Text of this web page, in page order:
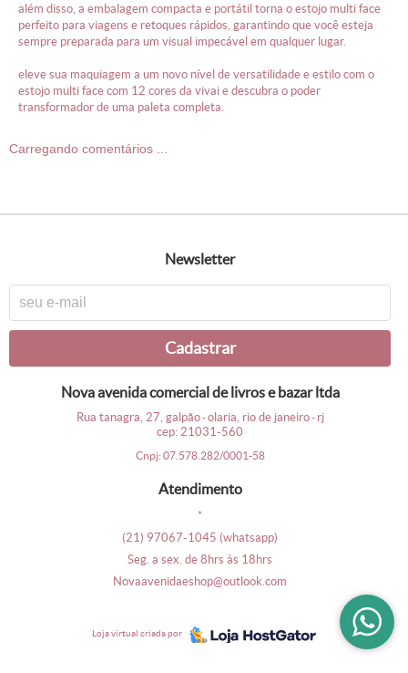
além disso, a embalagem compacta e portátil torna o estojo multi face
perfeito para viagens e retoques rápidos, garantindo que você esteja
sempre preparada para um visual impecável em qualquer lugar.
eleve sua maquiagem a um novo nível de versatilidade e estilo com o
estojo multi face com 12 cores da vivai e descubra o poder
transformador de uma paleta completa.
Carregando comentários ...
newsletter
cadastrar
nova avenida comercial de livros e bazar ltda
rua tanagra, 27, galpão-olaria, rio de janeiro- rj
cep: 21031-560
cnpj: 07.578.282/0001-58
atendimento
*
(21) 97067-1045 (whatsapp)
seg. a sex. de 8hrs às 18hrs
novaavenidaeshop@outlook.com
loja virtual criada por